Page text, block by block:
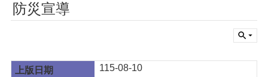
防災宣導
115-08-10